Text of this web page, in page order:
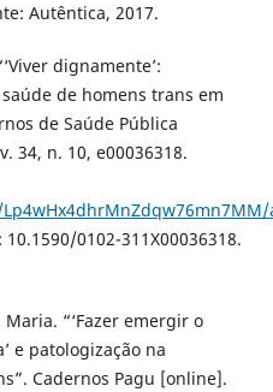
Autêntica, 2017.
dignamente’:
de homens trans em
de Saúde Pública
34, n. 10, e00036318.
0102-311X00036318.
Maria. “‘Fazer emergir o
e patologização na
Cadernos Pagu [online].